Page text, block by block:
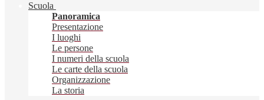
Scuola
Panoramica
Presentazione
I luoghi
Le persone
I numeri della scuola
Le carte della scuola
Organizzazione
La storia